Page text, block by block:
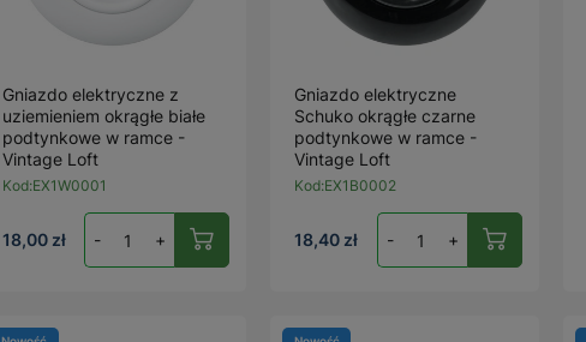
Gniazdo elektryczne z
uziemieniem okrągłe białe
podtynkowe w ramce -
Vintage Loft
Kod:EX1W0001
18,00 zł - +
Gniazdo elektryczne
Schuko okrągłe czarne
podtynkowe w ramce -
Vintage Loft
Kod:EX1B0002
18,40 zł - +